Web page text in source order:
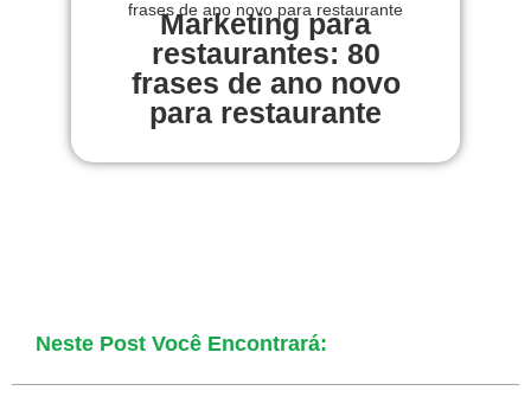
frases de ano novo para restaurante
Marketing para
restaurantes: 80
frases de ano novo
para restaurante
Neste Post Você Encontrará: